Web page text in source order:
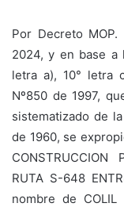
Por Decreto
2024, y en base a
letra a), 10° letra
Nº850 de 1997,
sistematizado de
de 1960, se
CONSTRUCCION
RUTA S-648
nombre de COLIL